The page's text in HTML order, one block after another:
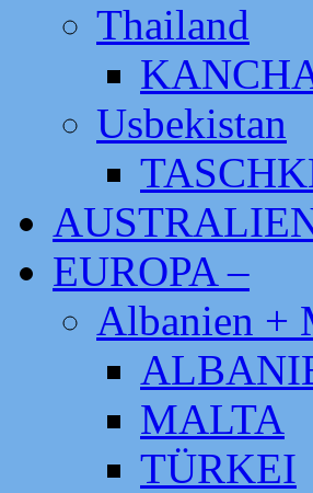
Thailand
Usbekistan
EUROPA –
Albanien +
MALTA
TÜRKEI